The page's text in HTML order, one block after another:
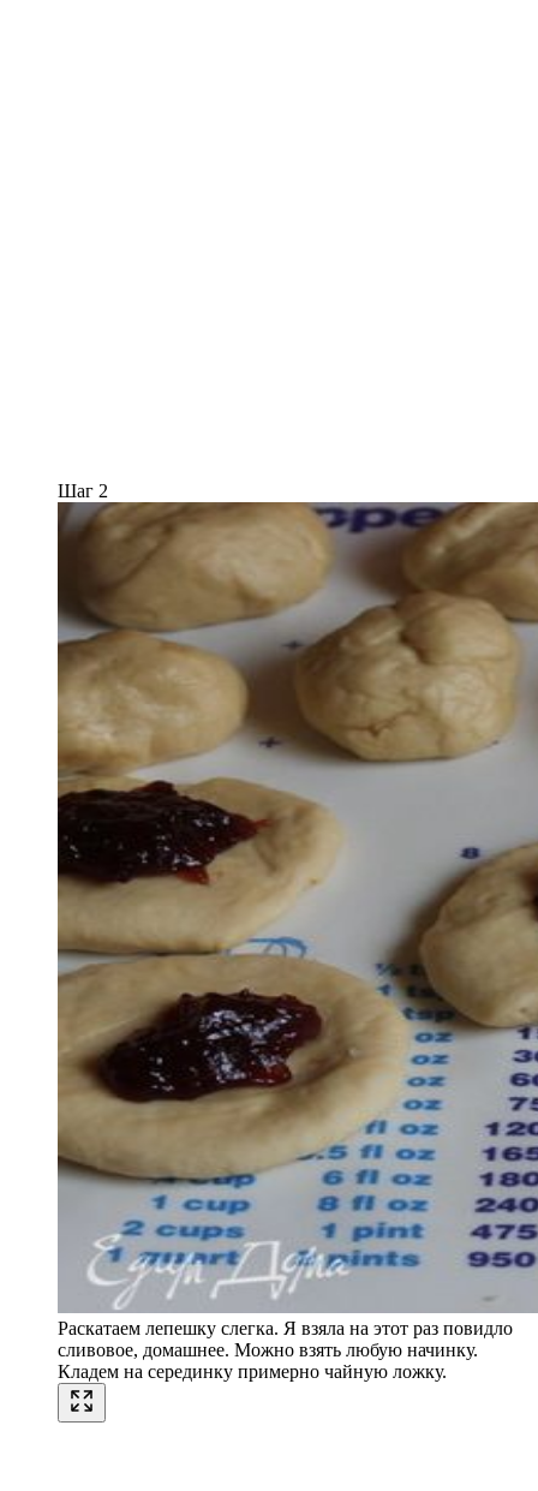
Шаг 2
Раскатаем лепешку слегка. Я взяла на этот раз повидло
сливовое, домашнее. Можно взять любую начинку.
Кладем на серединку примерно чайную ложку.